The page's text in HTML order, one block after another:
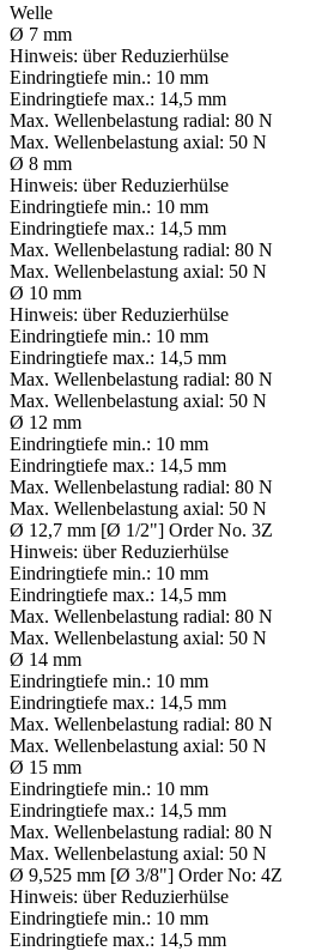
Welle
Ø 7 mm
Hinweis: über Reduzierhülse
Eindringtiefe min.: 10 mm
Eindringtiefe max.: 14,5 mm
Max. Wellenbelastung radial: 80 N
Max. Wellenbelastung axial: 50 N
Ø 8 mm
Hinweis: über Reduzierhülse
Eindringtiefe min.: 10 mm
Eindringtiefe max.: 14,5 mm
Max. Wellenbelastung radial: 80 N
Max. Wellenbelastung axial: 50 N
Ø 10 mm
Hinweis: über Reduzierhülse
Eindringtiefe min.: 10 mm
Eindringtiefe max.: 14,5 mm
Max. Wellenbelastung radial: 80 N
Max. Wellenbelastung axial: 50 N
Ø 12 mm
Eindringtiefe min.: 10 mm
Eindringtiefe max.: 14,5 mm
Max. Wellenbelastung radial: 80 N
Max. Wellenbelastung axial: 50 N
Ø 12,7 mm [Ø 1/2"] Order No. 3Z
Hinweis: über Reduzierhülse
Eindringtiefe min.: 10 mm
Eindringtiefe max.: 14,5 mm
Max. Wellenbelastung radial: 80 N
Max. Wellenbelastung axial: 50 N
Ø 14 mm
Eindringtiefe min.: 10 mm
Eindringtiefe max.: 14,5 mm
Max. Wellenbelastung radial: 80 N
Max. Wellenbelastung axial: 50 N
Ø 15 mm
Eindringtiefe min.: 10 mm
Eindringtiefe max.: 14,5 mm
Max. Wellenbelastung radial: 80 N
Max. Wellenbelastung axial: 50 N
Ø 9,525 mm [Ø 3/8"] Order No: 4Z
Hinweis: über Reduzierhülse
Eindringtiefe min.: 10 mm
Eindringtiefe max.: 14,5 mm